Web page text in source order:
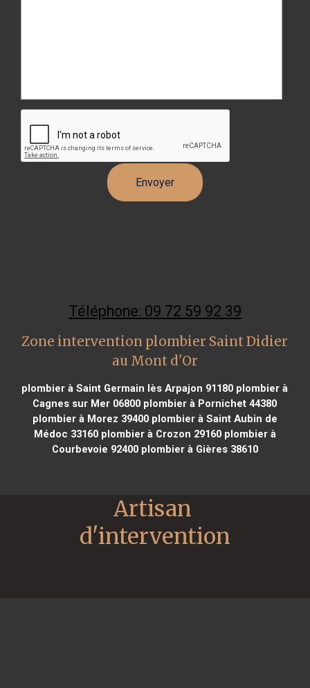
Téléphone: 09 72 59 92 39
Zone intervention plombier Saint Didier
au Mont d'Or
plombier à Saint Germain lès Arpajon 91180 plombier à
Cagnes sur Mer 06800 plombier à Pornichet 44380
plombier à Morez 39400plombier à Saint Aubin de
Médoc 33160plombier à Crozon 29160plombier à
Courbevoie 92400plombier à Gières 38610
Artisan
d'intervention